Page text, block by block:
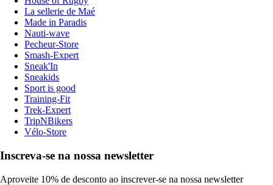
La sellerie de Maé
Made in Paradis
Nauti-wave
Pecheur-Store
Smash-Expert
Sneak'In
Sneakids
Sport is good
Training-Fit
Trek-Expert
TripNBikers
Vélo-Store
Inscreva-se na nossa newsletter
Aproveite 10% de desconto ao inscrever-se na nossa newsletter